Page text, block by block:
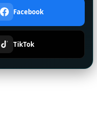
Facebook
TikTok